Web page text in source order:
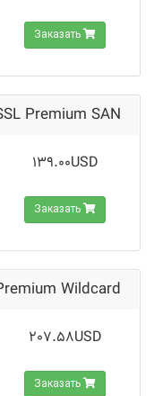
Заказать
Premium SAN
139.00USD
Заказать
Wildcard
207.58USD
Заказать